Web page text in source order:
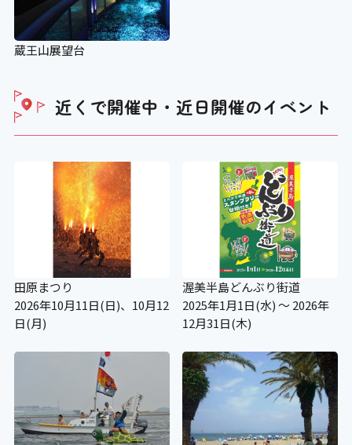
蔵王山展望台
近くで開催中・近日開催のイベント
田原まつり
2026年10月11日(日)、10月12
日(月)
渥美半島どんぶり街道
2025年1月1日(水) ～ 2026年
12月31日(木)